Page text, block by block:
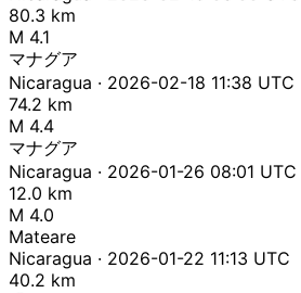
80.3 km
M 4.1
マナグア
Nicaragua · 2026-02-18 11:38 UTC
74.2 km
M 4.4
マナグア
Nicaragua · 2026-01-26 08:01 UTC
12.0 km
M 4.0
Mateare
Nicaragua · 2026-01-22 11:13 UTC
40.2 km